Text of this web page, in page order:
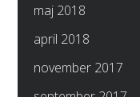
maj 2018
april 2018
november 2017